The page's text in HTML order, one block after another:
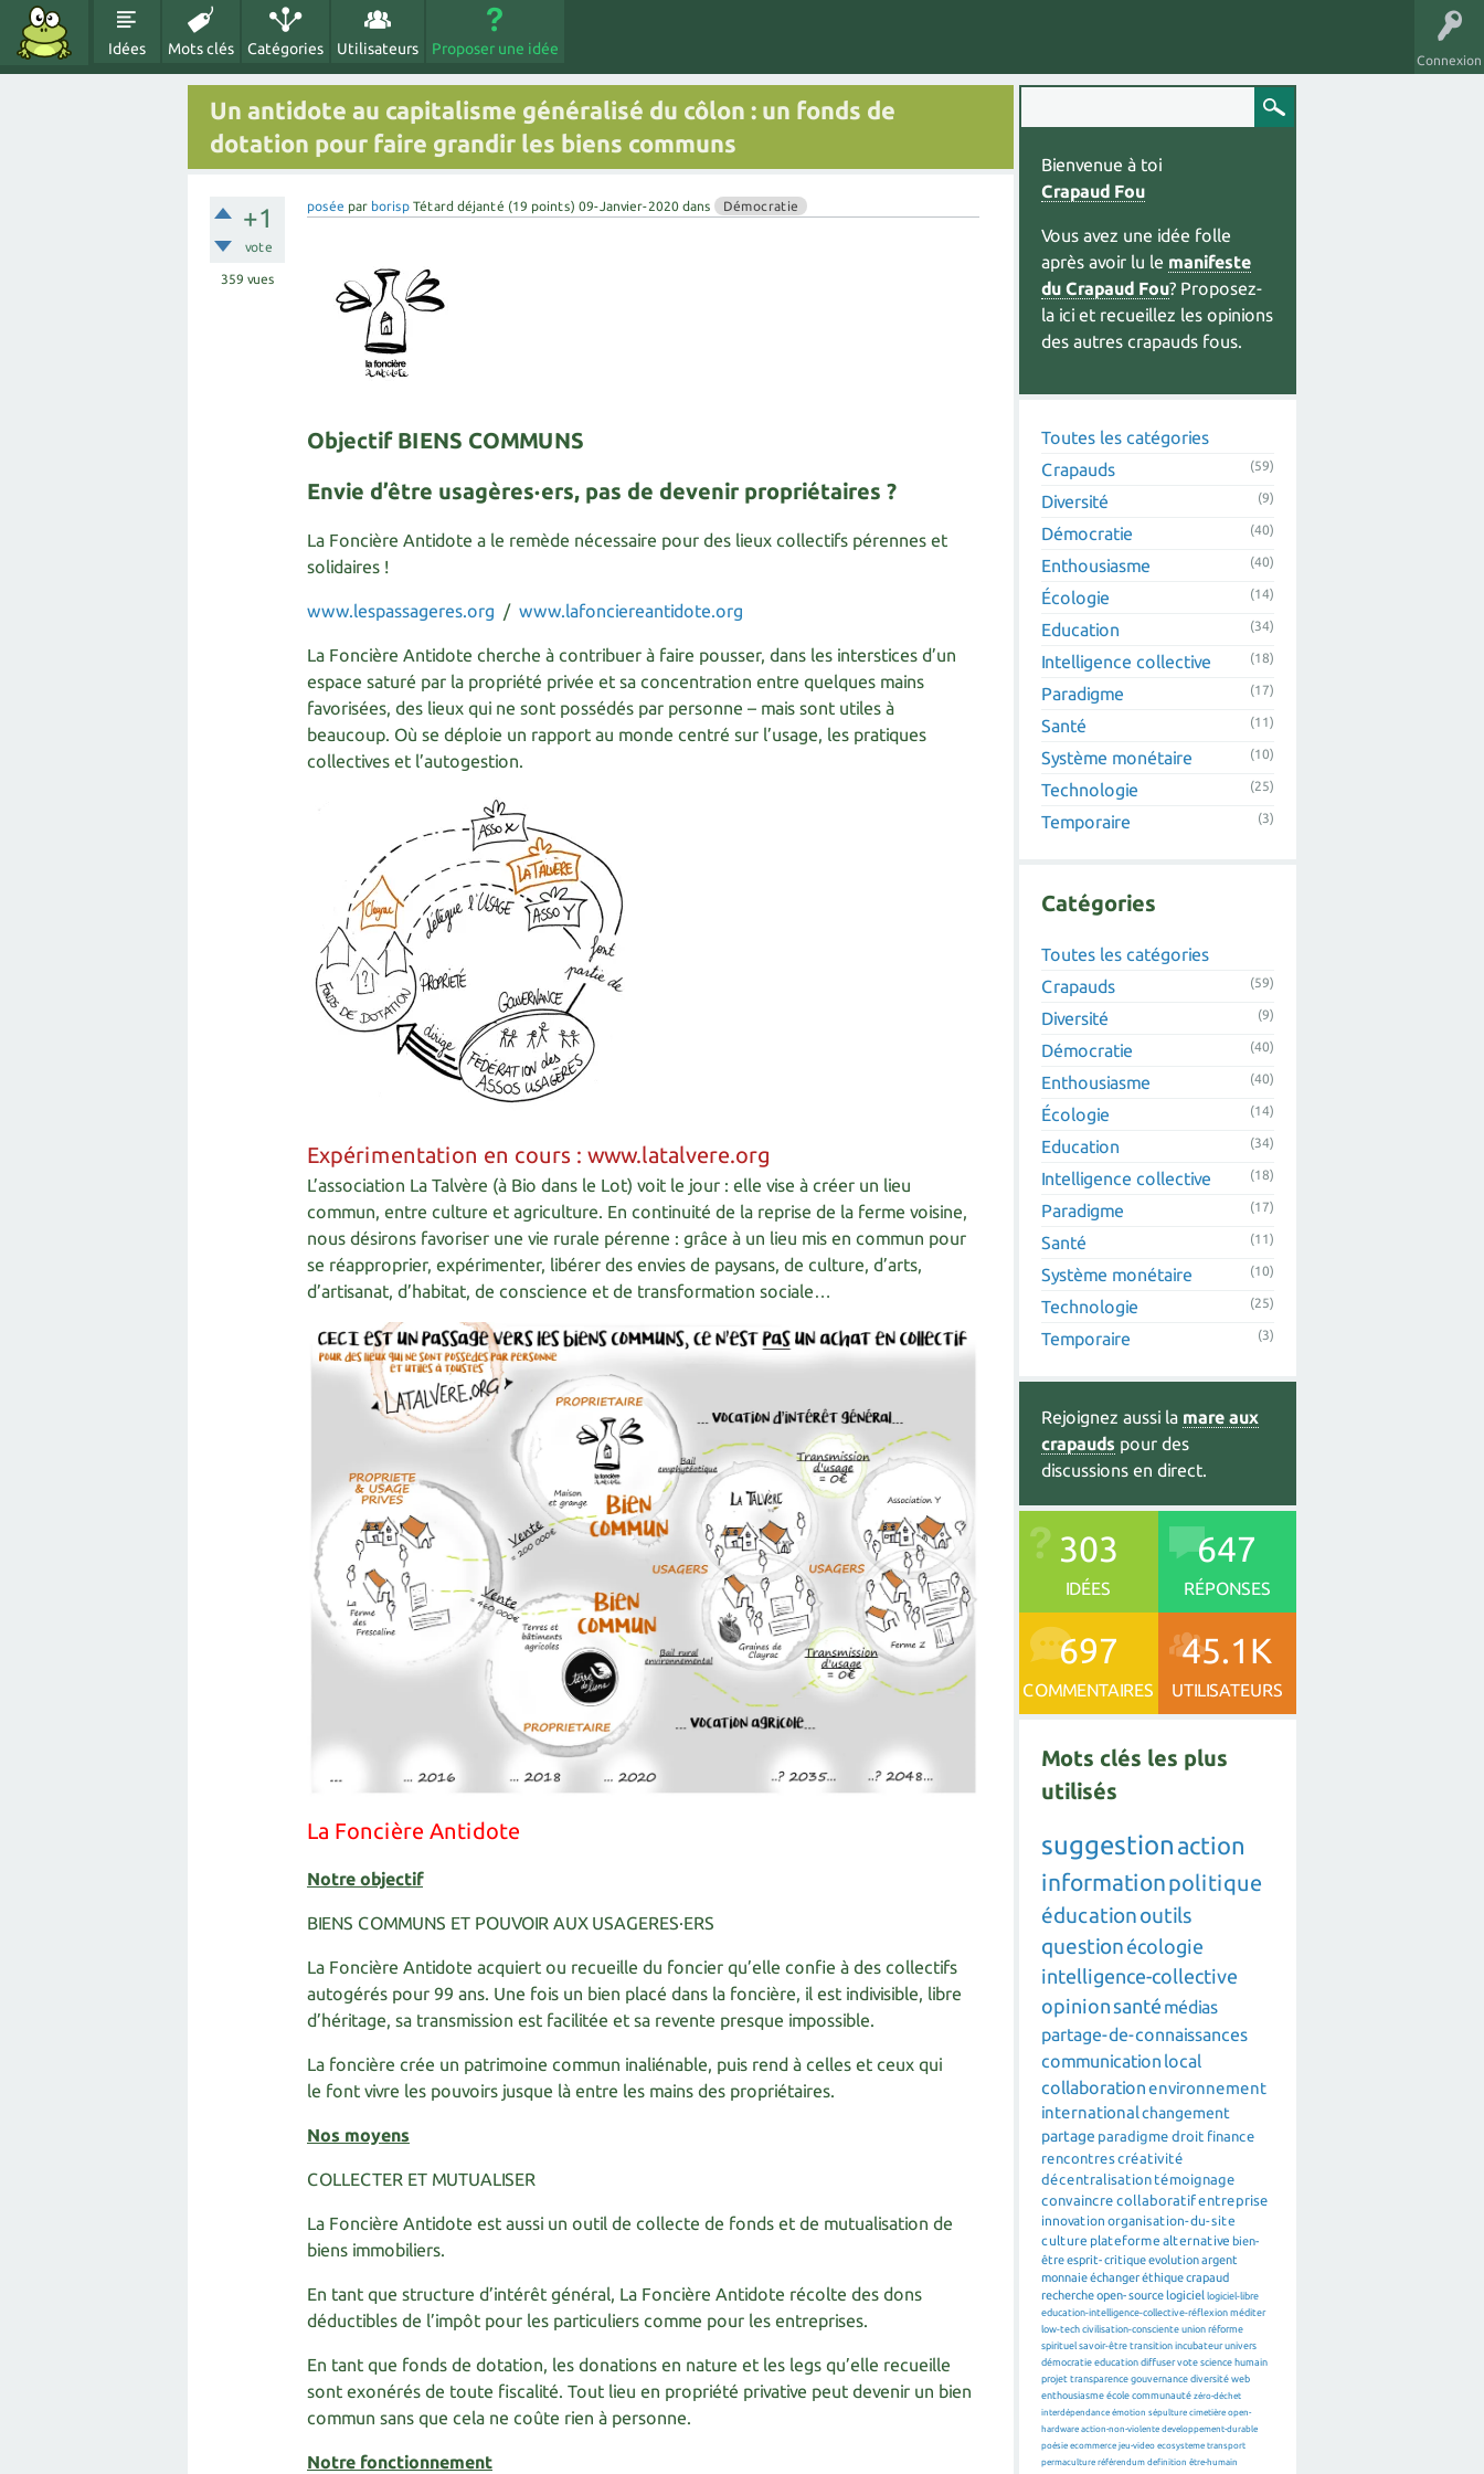
Connexion
Idées Mots clés Catégories Utilisateurs Proposer une idée
Un antidote au capitalisme généralisé du côlon : un fonds de
dotation pour faire grandir les biens communs
+1
vote
359 vues
posée par borisp Tétard déjanté (19 points) 09-Janvier-2020 dans Démocratie
Objectif BIENS COMMUNS
Envie d’être usagères·ers, pas de devenir propriétaires ?
La Foncière Antidote a le remède nécessaire pour des lieux collectifs pérennes et
solidaires !
www.lespassageres.org / www.lafonciereantidote.org
La Foncière Antidote cherche à contribuer à faire pousser, dans les interstices d’un
espace saturé par la propriété privée et sa concentration entre quelques mains
favorisées, des lieux qui ne sont possédés par personne – mais sont utiles à
beaucoup. Où se déploie un rapport au monde centré sur l’usage, les pratiques
collectives et l’autogestion.
Expérimentation en cours : www.latalvere.org
L’association La Talvère (à Bio dans le Lot) voit le jour : elle vise à créer un lieu
commun, entre culture et agriculture. En continuité de la reprise de la ferme voisine,
nous désirons favoriser une vie rurale pérenne : grâce à un lieu mis en commun pour
se réapproprier, expérimenter, libérer des envies de paysans, de culture, d’arts,
d’artisanat, d’habitat, de conscience et de transformation sociale…
La Foncière Antidote
Notre objectif
BIENS COMMUNS ET POUVOIR AUX USAGERES·ERS
La Foncière Antidote acquiert ou recueille du foncier qu’elle confie à des collectifs
autogérés pour 99 ans. Une fois un bien placé dans la foncière, il est indivisible, libre
d’héritage, sa transmission est facilitée et sa revente presque impossible.
La foncière crée un patrimoine commun inaliénable, puis rend à celles et ceux qui
le font vivre les pouvoirs jusque là entre les mains des propriétaires.
Nos moyens
COLLECTER ET MUTUALISER
La Foncière Antidote est aussi un outil de collecte de fonds et de mutualisation de
biens immobiliers.
En tant que structure d’intérêt général, La Foncière Antidote récolte des dons
déductibles de l’impôt pour les particuliers comme pour les entreprises.
En tant que fonds de dotation, les donations en nature et les legs qu’elle recueille
sont exonérés de toute fiscalité. Tout lieu en propriété privative peut devenir un bien
commun sans que cela ne coûte rien à personne.
Notre fonctionnement
Bienvenue à toi
Crapaud Fou
Vous avez une idée folle
après avoir lu le manifeste
du Crapaud Fou? Proposez-
la ici et recueillez les opinions
des autres crapauds fous.
Toutes les catégories
Crapauds
(59)
Diversité (9)
Démocratie (40)
Enthousiasme (40)
Écologie (14)
Education (34)
Intelligence collective (18)
Paradigme (17)
Santé (11)
Système monétaire (10)
Technologie (25)
Temporaire (3)
Catégories
Toutes les catégories
Crapauds
(59)
Diversité (9)
Démocratie (40)
Enthousiasme (40)
Écologie (14)
Education (34)
Intelligence collective (18)
Paradigme (17)
Santé (11)
Système monétaire (10)
Technologie (25)
Temporaire (3)
Rejoignez aussi la mare aux
crapauds pour des
discussions en direct.
303
IDÉES
647
RÉPONSES
697
COMMENTAIRES
45.1K
UTILISATEURS
Mots clés les plus
utilisés
suggestion action
informationpolitique
éducationoutils
question écologie
intelligence-collective
opinion santé médias
partage-de-connaissances
communication local
collaborationenvironnement
internationalchangement
partage paradigme droit finance
rencontrescréativité
décentralisation témoignage
convaincre collaboratifentreprise
innovation organisation-du-site
culture plateforme alternative bien-
êtreesprit-critiqueevolutionargent
monnaieéchangeréthiquecrapaud
rechercheopen-source logiciel logiciel-libre
education-intelligence-collective-réflexion méditer
low-tech civilisation-consciente union réforme
spirituel savoir-être transition incubateur univers
démocratie education diffuser vote science humain
projet transparence gouvernance diversité web
enthousiasme école communauté zéro-déchet
interdépendance émotion sépulture cimetière open-
hardware action-non-violente developpement-durable
poésie ecommerce jeu-video ecosysteme transport
permaculture référendum definition être-humain